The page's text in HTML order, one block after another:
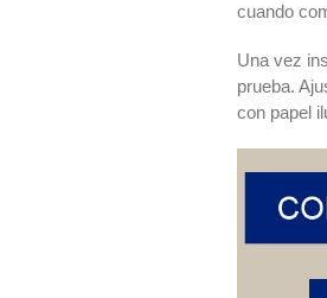
cuando
Una vez
prueba.
con papel